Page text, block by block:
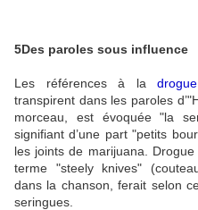
5Des paroles sous influence
Les références à la drogue
transpirent dans les paroles
morceau, est évoquée "la
signifiant d’une part "petits
les joints de marijuana.
terme "steely knives"
dans la chanson, ferait selon
seringues.